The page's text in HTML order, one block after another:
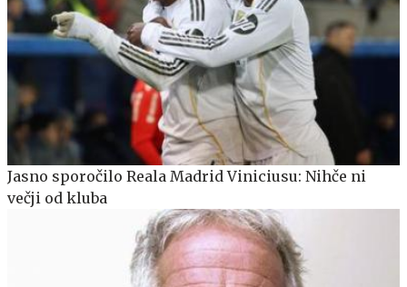
Jasno sporočilo Reala Madrid Viniciusu: Nihče ni
večji od kluba